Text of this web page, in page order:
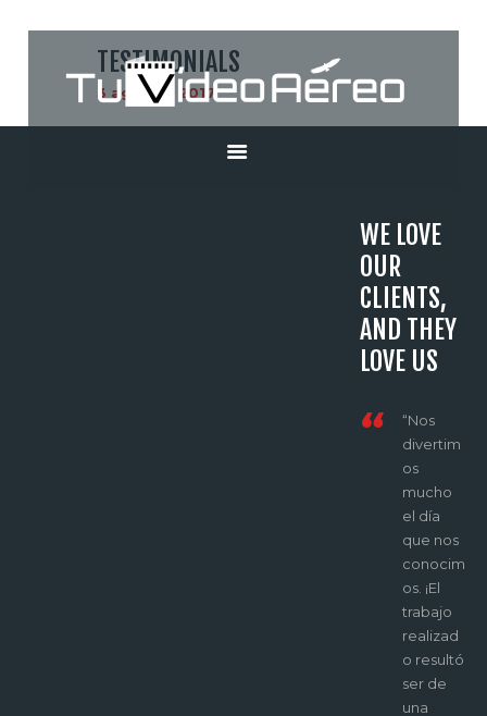
TESTIMONIALS
3 agosto, 2017
WE LOVE
OUR
CLIENTS,
AND THEY
LOVE US
“Nos
divertim
os
mucho
el día
que nos
conocim
os. ¡El
trabajo
realizad
o resultó
ser de
una